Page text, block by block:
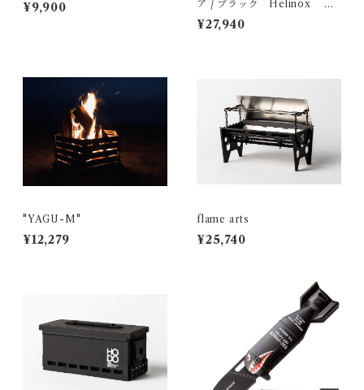
¥9,900
ア / ブラック Helinox ヘ
リノックス
¥27,940
"YAGU-M"
¥12,279
flame arts
¥25,740